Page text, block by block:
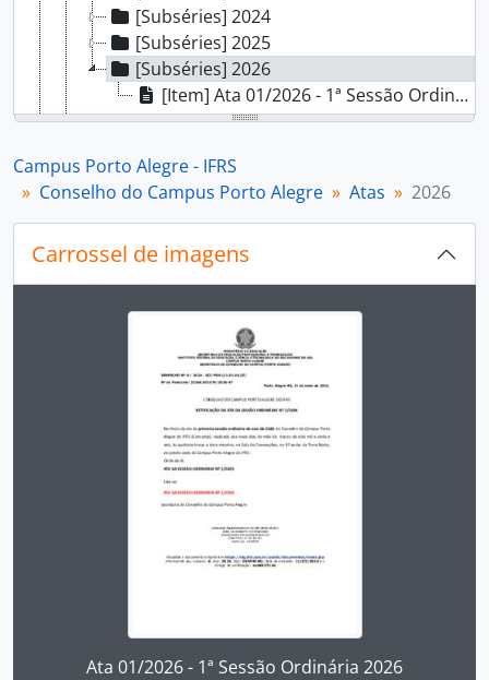
[Subséries] 2024
[Subséries] 2025
[Subséries] 2026
[Item] Ata 01/2026 - 1ª Sessão Ordinária 2026
[Séries] Manifestações
[Subfundos] Direção Geral
[Subfundos] Diretoria de Extensão
[Subfundos] Diretoria de Gestão de Pessoas
[Subfundos] Diretoria de Pesquisa, Pós-Graduação e Inovação
[Subfundos] Núcleo de Memória
Campus Porto Alegre - IFRS
Conselho do Campus Porto Alegre
Atas 2026
Carrossel de imagens
Ao alterar o slide atual deste carrossel, o título
Ao clicar no link deste título da descrição a
Ata 01/2026 - 1ª Sessão Ordinária 2026